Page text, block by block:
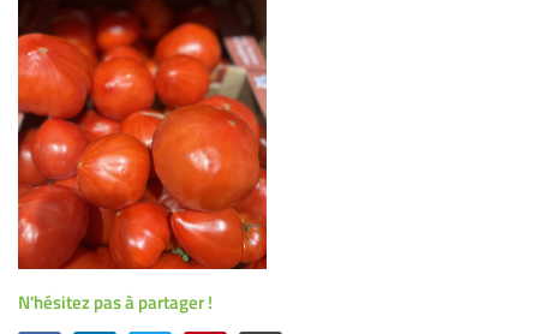
En cochant cette case, vous consentez à recevoir nos propositions commerciales à
l'adresse email indiqué ci-dessus. Vous pouvez vous désinscrire à tout moment en
utilisantle formulaire de désinscription.
Inscription
N'hésitez pas à partager !